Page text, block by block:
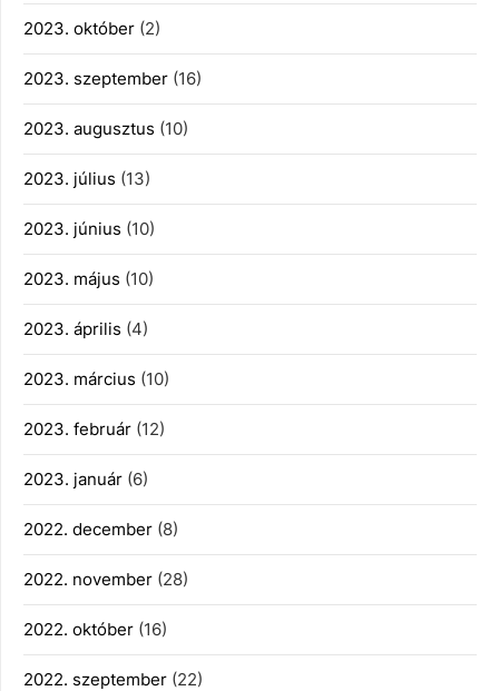
2023. október (2)
2023. szeptember (16)
2023. augusztus (10)
2023. július (13)
2023. június (10)
2023. május (10)
2023. április (4)
2023. március (10)
2023. február (12)
2023. január (6)
2022. december (8)
2022. november (28)
2022. október (16)
2022. szeptember (22)